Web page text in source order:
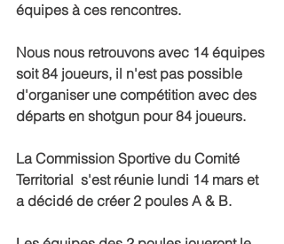
équipes à ces rencontres.
Nous nous retrouvons avec 14 équipes
soit 84 joueurs, il n'est pas possible
d'organiser une compétition avec des
départs en shotgun pour 84 joueurs.
La Commission Sportive du Comité
Territorial  s'est réunie lundi 14 mars et
a décidé de créer 2 poules A & B.